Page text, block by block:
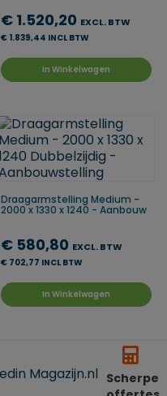
€ 1.520,20 EXCL. BTW
€ 1.839,44 INCL BTW
In Winkelwagen
Draagarmstelling Medium -
2000 x 1330 x 1240 - Aanbouw
€ 580,80 EXCL. BTW
€ 702,77 INCL BTW
In Winkelwagen
Scherpe